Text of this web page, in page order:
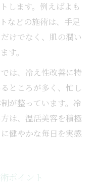
します。例えばよも
などの施術は、手足
けでなく、肌の潤い
す。
は、冷え性改善に特
ところが多く、忙し
が整っています。冷
は、温活美容を積極
健やかな毎日を実感
ポイント